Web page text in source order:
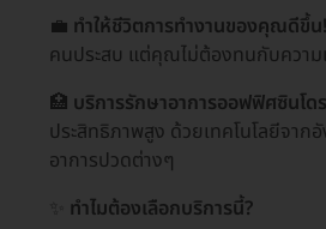
💼 ทำให้ชีวิตการทำงานของคุณดีขึ้น!
คนประสบ แต่คุณไม่ต้องทนกับความ
🏥 บริการรักษาอาการออฟฟิศซินโ
ประสิทธิภาพสูง ด้วยเทคโนโลยีจาก
อาการปวดต่างๆ
ทำไมต้องเลือกบริการนี้?